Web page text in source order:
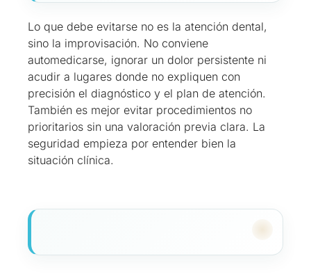
Lo que debe evitarse no es la atención dental,
sino la improvisación. No conviene
automedicarse, ignorar un dolor persistente ni
acudir a lugares donde no expliquen con
precisión el diagnóstico y el plan de atención.
También es mejor evitar procedimientos no
prioritarios sin una valoración previa clara. La
seguridad empieza por entender bien la
situación clínica.